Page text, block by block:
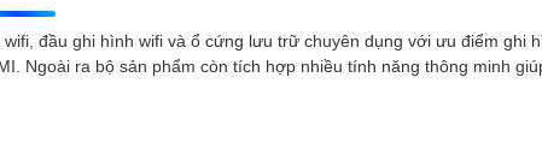
đầu ghi hình wifi và ổ cứng lưu trữ chuyên dụng với ưu điểm ghi
Ngoài ra bộ sản phẩm còn tích hợp nhiều tính năng thông minh